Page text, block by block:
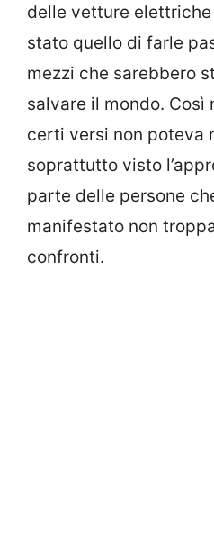
delle vetture
stato quello di farle
mezzi che sarebbero
salvare il mondo. Così
certi versi non poteva
soprattutto visto
parte delle persone
manifestato non
confronti.